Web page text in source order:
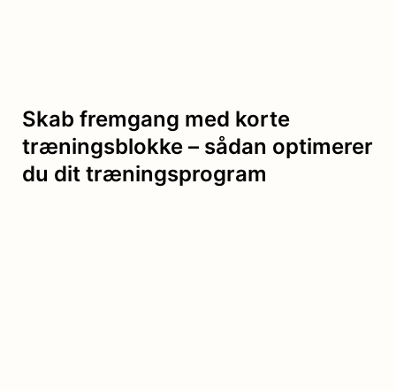
Skab fremgang med korte
træningsblokke – sådan optimerer
du dit træningsprogram